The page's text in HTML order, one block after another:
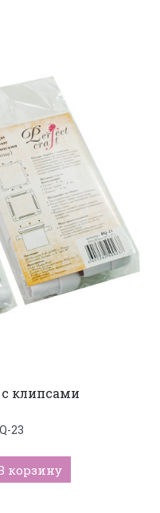
клипсами
23
корзину